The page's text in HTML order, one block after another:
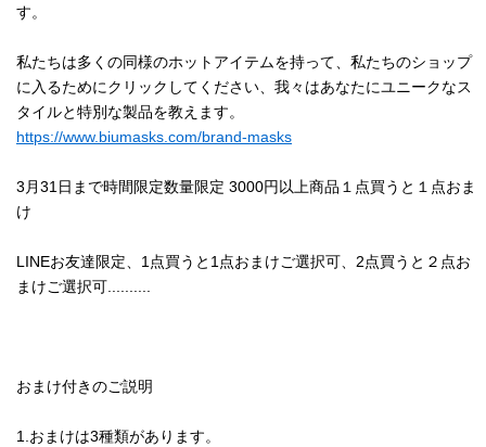
す。
私たちは多くの同様のホットアイテムを持って、私たちのショップ
に入るためにクリックしてください、我々はあなたにユニークなス
タイルと特別な製品を教えます。
https://www.biumasks.com/brand-masks
3月31日まで時間限定数量限定 3000円以上商品１点買うと１点おま
け
LINEお友達限定、1点買うと1点おまけご選択可、2点買うと２点お
まけご選択可..........
おまけ付きのご説明
1.おまけは3種類があります。